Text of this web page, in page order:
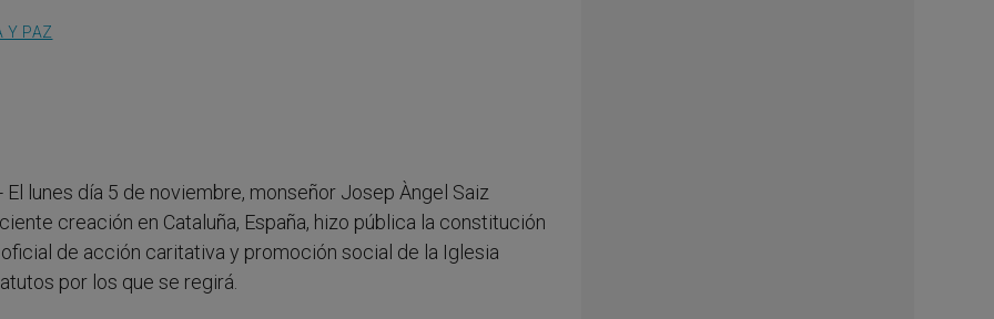
Y PAZ
El lunes día 5 de noviembre, monseñor Josep Àngel Saiz
creación en Cataluña, España, hizo pública la constitución
de acción caritativa y promoción social de la Iglesia
por los que se regirá.